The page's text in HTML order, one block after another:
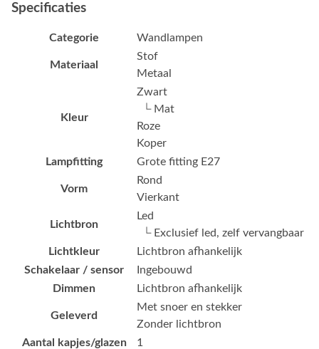
Specificaties
Categorie Wandlampen
Materiaal
Stof
Metaal
Kleur
Zwart
└ Mat
Roze
Koper
Lampfitting
Grote fitting E27
Vorm
Rond
Vierkant
Lichtbron
Led
└ Exclusief led, zelf vervangbaar
Lichtkleur
Lichtbron afhankelijk
Schakelaar / sensor
Ingebouwd
Dimmen
Lichtbron afhankelijk
Geleverd
Met snoer en stekker
Zonder lichtbron
Aantal kapjes/glazen
1